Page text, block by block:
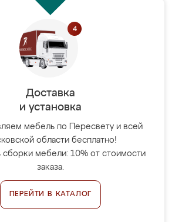
Доставка
и установка
мебель по Пересвету и всей
области бесплатно!
сборки мебели: 10% от стоимости
заказа.
ПЕРЕЙТИ В КАТАЛОГ